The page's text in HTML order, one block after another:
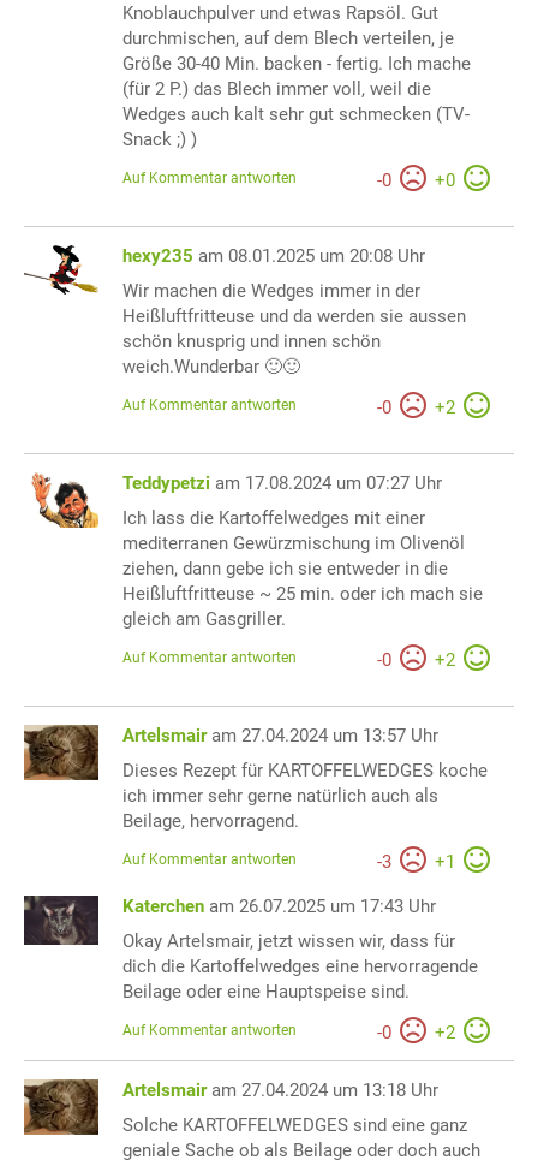
Knoblauchpulver und etwas Rapsöl. Gut
durchmischen, auf dem Blech verteilen, je
Größe 30-40 Min. backen - fertig. Ich mache
(für 2 P.) das Blech immer voll, weil die
Wedges auch kalt sehr gut schmecken (TV-
Snack ;) )
-0 +0
Auf Kommentar antworten
hexy235 am 08.01.2025 um 20:08 Uhr
Wir machen die Wedges immer in der
Heißluftfritteuse und da werden sie aussen
schön knusprig und innen schön
weich.Wunderbar 🙂🙂
-0 +2
Auf Kommentar antworten
Teddypetzi am 17.08.2024 um 07:27 Uhr
Ich lass die Kartoffelwedges mit einer
mediterranen Gewürzmischung im Olivenöl
ziehen, dann gebe ich sie entweder in die
Heißluftfritteuse ~ 25 min. oder ich mach sie
gleich am Gasgriller.
-0 +2
Auf Kommentar antworten
Artelsmair am 27.04.2024 um 13:57 Uhr
Dieses Rezept für KARTOFFELWEDGES koche
ich immer sehr gerne natürlich auch als
Beilage, hervorragend.
-3 +1
Auf Kommentar antworten
Katerchen am 26.07.2025 um 17:43 Uhr
Okay Artelsmair, jetzt wissen wir, dass für
dich die Kartoffelwedges eine hervorragende
Beilage oder eine Hauptspeise sind.
-0 +2
Auf Kommentar antworten
Artelsmair am 27.04.2024 um 13:18 Uhr
Solche KARTOFFELWEDGES sind eine ganz
geniale Sache ob als Beilage oder doch auch